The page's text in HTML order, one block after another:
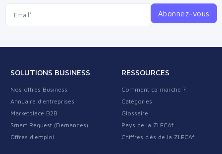
Abonnez-vous
SOLUTIONS BUSINESS
Nos offres Business
Annuaire d'entreprises
Marketplace B2B
Smart Request (Demandes)
Offres d'emploi
RESSOURCES
Comment ça marche ?
Catégories
Glossaire
Pays de la ZLECAf
Chiffres clés de la ZLECAf